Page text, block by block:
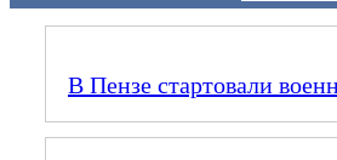
В Пензе стартовали